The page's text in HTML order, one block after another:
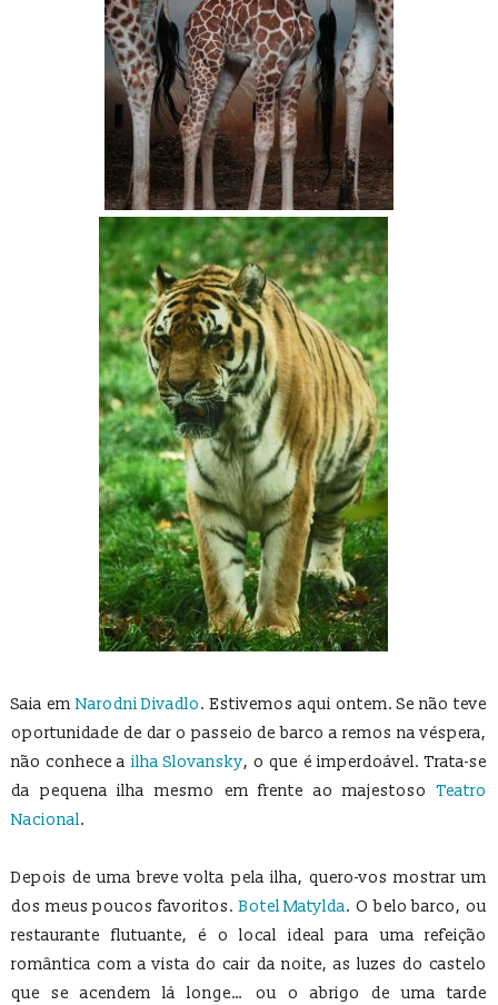
Saia em Narodni Divadlo. Estivemos aqui ontem. Se não teve
oportunidade de dar o passeio de barco a remos na véspera,
não conhece a ilha Slovansky, o que é imperdoável. Trata-se
da pequena ilha mesmo em frente ao majestosoTeatro
Nacional.
Depois de uma breve volta pela ilha, quero-vos mostrar um
dos meus poucos favoritos.Botel Matylda. O belo barco, ou
restaurante flutuante, é o local ideal para uma refeição
romântica com a vista do cair da noite, as luzes do castelo
que se acendem lá longe… ou o abrigo de uma tarde